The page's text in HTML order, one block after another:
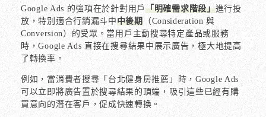
Google Ads 的強項在於針對用戶 「明確需求階段」進行投
放，特別適合行銷漏斗中中後期（Consideration 與
Conversion）的受眾。當用戶主動搜尋特定產品或服務
時，Google Ads 直接在搜尋結果中展示廣告，極大地提高
了轉換率。
例如，當消費者搜尋「台北健身房推薦」時，Google Ads
可以立即將廣告置於搜尋結果的頂端，吸引這些已經有購
買意向的潛在客戶，促成快速轉換。